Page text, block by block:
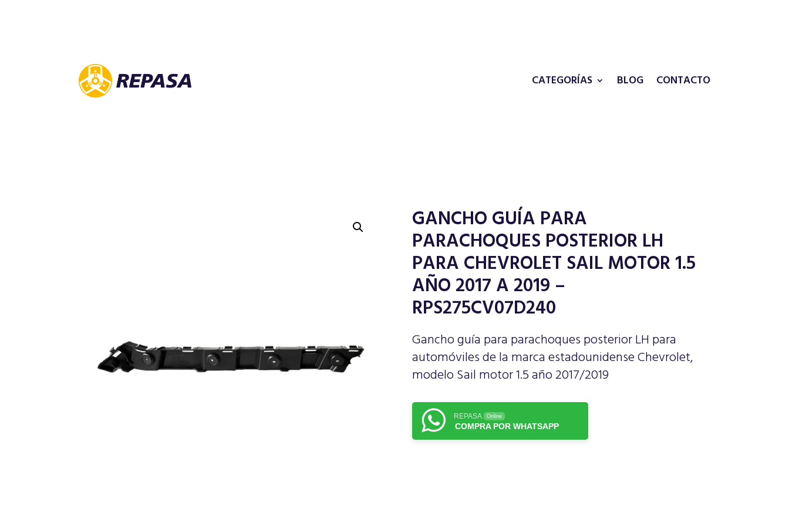
CATEGORÍAS BLOG CONTACTO
GANCHO GUÍA PARA
PARACHOQUES POSTERIOR LH
PARA CHEVROLET SAIL MOTOR 1.5
AÑO 2017 A 2019 –
RPS275CV07D240
Gancho guía para parachoques posterior LH para
automóviles de la marca estadounidense Chevrolet,
modelo Sail motor 1.5 año 2017/2019
REPASA Online
COMPRA POR WHATSAPP